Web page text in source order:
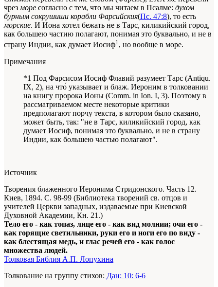
чрез море согласно с тем, что мы читаем в Псалме: духом
бурным сокрушиши корабли Фарсийския(Пс. 47:8), то есть
морские. И Иона хотел бежать не в Тарс, киликийский город,
как большею частию полагают, понимая это буквально, и не в
страну Индии, как думает Иосиф1, но вообще в море.
Примечания
*1 Под Фарсисом Иосиф Флавий разумеет Тарс (Аntiqu.
IX, 2), на что́ указывает и блаж. Иероним в толковании
на книгу пророка Ионы (Соmm. in Ion. I, 3). Поэтому в
рассматриваемом месте некоторые критики
предполагают порчу текста, в котором было сказано,
может быть, так: "не в Тарс, киликийский город, как
думает Иосиф, понимая это буквально, и не в страну
Индии, как большею частью полагают".
Источник
Творения блаженного Иеронима Стридонского. Часть 12.
Киев, 1894. С. 98-99 (Библиотека творений св. отцов и
учителей Церкви западных, издаваемые при Киевской
Духовной Академии, Кн. 21.)
Тело его - как топаз, лице его - как вид молнии; очи его -
как горящие светильники, руки его и ноги его по виду -
как блестящая медь, и глас речей его - как голос
множества людей.
Толковая Библия А.П. Лопухина
Толкование на группу стихов: Дан: 10: 6-6